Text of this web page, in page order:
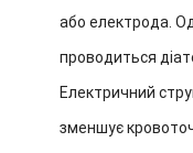
або електрода.
проводиться
Електричний
зменшує